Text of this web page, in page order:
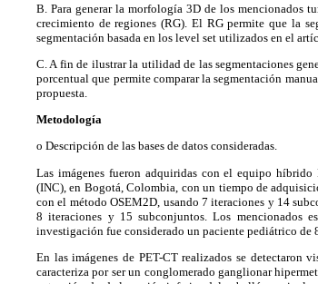
B. Para generar la morfología 3D de los mencionados
crecimiento de regiones (RG). El RG permite que la
segmentación basada en los level set utilizados en el
C. A fin de ilustrar la utilidad de las segmentaciones
porcentual que permite comparar la segmentación
propuesta.
Metodología
o Descripción de las bases de datos consideradas.
Las imágenes fueron adquiridas con el equipo
(INC), en Bogotá, Colombia, con un tiempo de
con el método OSEM2D, usando 7 iteraciones y 14
8 iteraciones y 15 subconjuntos. Los mencionados
investigación fue considerado un paciente pediátrico de 8
En las imágenes de PET-CT realizados se detectaron
caracteriza por ser un conglomerado ganglionar